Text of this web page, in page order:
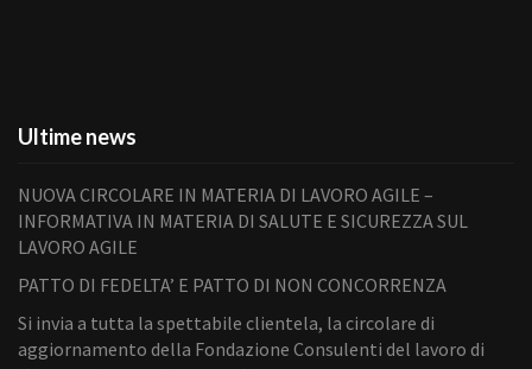
Ultime news
NUOVA CIRCOLARE IN MATERIA DI LAVORO AGILE –
INFORMATIVA IN MATERIA DI SALUTE E SICUREZZA SUL
LAVORO AGILE
PATTO DI FEDELTA’ E PATTO DI NON CONCORRENZA
Si invia a tutta la spettabile clientela, la circolare di
aggiornamento della Fondazione Consulenti del lavoro di